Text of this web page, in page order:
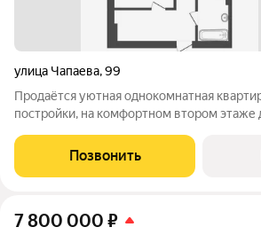
улица Чапаева,99
Продаётся уютная однокомнатная
постройки, на комфортном втором этаже
35,8м2 с учетом площади балконов 38 м2,
8,7 м. В квартире выполнен
Позвонить
7 800 000 ₽